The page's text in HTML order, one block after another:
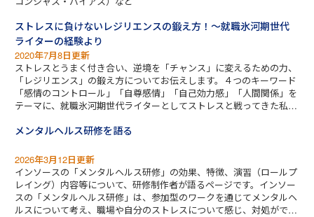
ストレスに負けないレジリエンスの鍛え方！～就職氷河期世代
ライターの経験より
2020年7月8日更新
ストレスとうまく付き合い、逆境を「チャンス」に変えるための力、
「レジリエンス」の鍛え方についてお伝えします。４つのキーワード
「感情のコントロール」「自尊感情」「自己効力感」「人間関係」を
テーマに、就職氷河期世代ライターとしてストレスと戦ってきた私の
メンタルヘルス研修を語る
2026年3月12日更新
インソースの「メンタルヘルス研修」の効果、特徴、演習（ロールプ
レイング）内容等について、研修制作者が語るページです。インソー
スの「メンタルヘルス研修」は、参加型のワークを通じてメンタルヘ
ルスについて考え、職場や自分のストレスについて感じ、対処ができ